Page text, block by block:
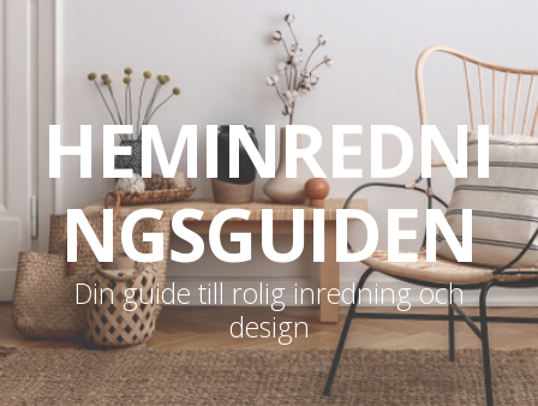
HEMINREDNI
NGSGUIDEN
Din guide till rolig inredning och
design